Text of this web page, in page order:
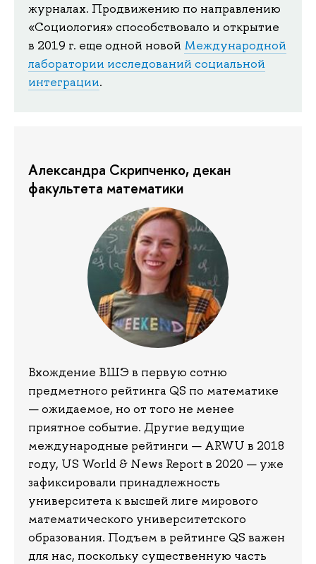
журналах. Продвижению по направлению
«Социология» способствовало и открытие
в 2019 г. еще одной новой Международной
лаборатории исследований социальной
интеграции.
Александра Скрипченко, декан
факультета математики
Вхождение ВШЭ в первую сотню
предметного рейтинга QS по математике
— ожидаемое, но от того не менее
приятное событие. Другие ведущие
международные рейтинги — ARWU в 2018
году, US World & News Report в 2020 — уже
зафиксировали принадлежность
университета к высшей лиге мирового
математического университетского
образования. Подъем в рейтинге QS важен
для нас, поскольку существенную часть